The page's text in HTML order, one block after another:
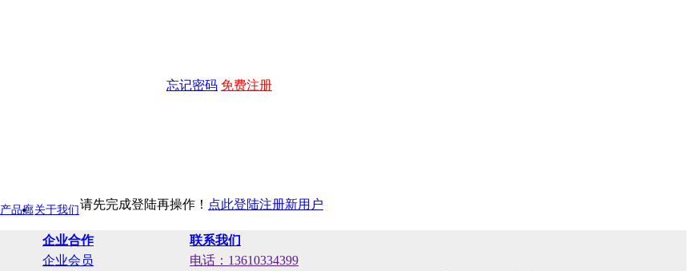
忘记密码 免费注册
产品廊关于我们请先完成登陆再操作！ 点此登陆注册新用户
企业合作 联系我们
企业会员
电话：13610334399